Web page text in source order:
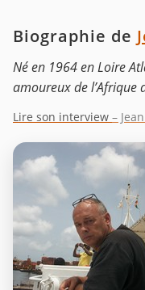
Biographie de
Né en 1964 en Loire
amoureux de l’Afrique
Lire son interview –